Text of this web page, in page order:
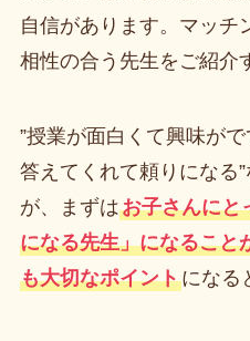
自信があります。マッチ
相性の合う先生をご紹介
”授業が面白くて興味がで
答えてくれて頼りになる
が、まずはお子さんにと
になる先生」になること
も大切なポイントになる